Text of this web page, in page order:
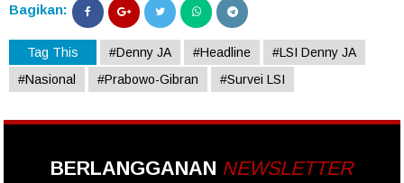
Bagikan:
Tag This #Denny JA #Headline
#LSI Denny JA
#Nasional
#Prabowo-Gibran #Survei LSI
BERLANGGANAN NEWSLETTER